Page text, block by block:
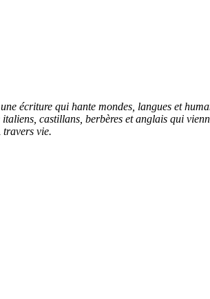
écriture qui hante mondes, langues et
castillans, berbères et anglais qui
travers vie.